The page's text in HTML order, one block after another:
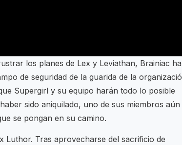
los planes de Lex y Leviathan, Brainiac ha
de seguridad de la guarida de la
Supergirl y su equipo harán todo lo posible
sido aniquilado, uno de sus miembros aún
se pongan en su camino.
Luthor. Tras aprovecharse del sacrificio de